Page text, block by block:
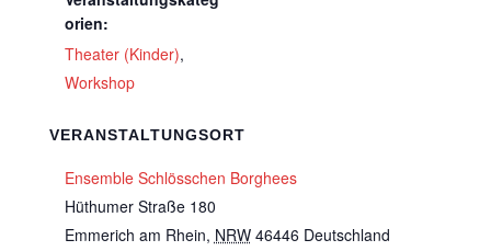
orien:
Theater (Kinder),
Workshop
VERANSTALTUNGSORT
Ensemble Schlösschen Borghees
Hüthumer Straße 180
Emmerich am Rhein, NRW 46446 Deutschland